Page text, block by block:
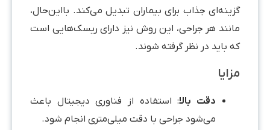
جذاب برای بیماران تبدیل می‌کند. بااین‌حال،
هر جراحی، این روش نیز دارای ریسک‌هایی است
باید در نظر گرفته شوند.
دقت بالا: استفاده از فناوری دیجیتال باعث
می‌شود جراحی با دقت میلی‌متری انجام شود.